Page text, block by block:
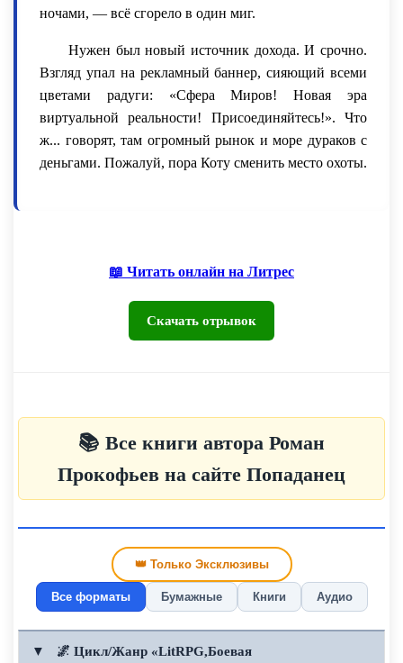
ночами, — всё сгорело в один миг.
Нужен был новый источник дохода. И срочно.
Взгляд упал на рекламный баннер, сияющий всеми
цветами радуги: «Сфера Миров! Новая эра
виртуальной реальности! Присоединяйтесь!». Что
ж... говорят, там огромный рынок и море дураков с
деньгами. Пожалуй, пора Коту сменить место охоты.
📖 Читать онлайн на Литрес
Скачать отрывок
📚 Все книги автора Роман
Прокофьев на сайте Попаданец
👑 Только Эксклюзивы
Все форматы Бумажные Книги Аудио
▼
🌌 Цикл/Жанр «LitRPG,Боевая